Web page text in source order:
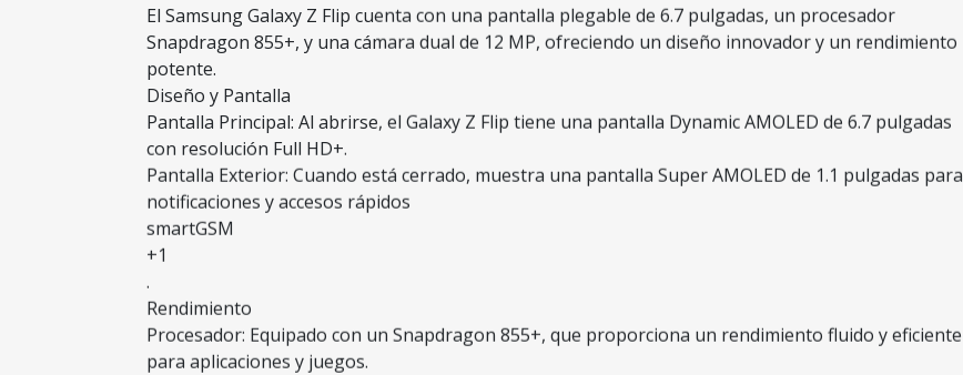
El Samsung Galaxy Z Flip cuenta con una pantalla plegable de 6.7 pulgadas, un procesador
Snapdragon 855+, y una cámara dual de 12 MP, ofreciendo un diseño innovador y un rendimiento
potente.
Diseño y Pantalla
Pantalla Principal: Al abrirse, el Galaxy Z Flip tiene una pantalla Dynamic AMOLED de 6.7 pulgadas
con resolución Full HD+.
Pantalla Exterior: Cuando está cerrado, muestra una pantalla Super AMOLED de 1.1 pulgadas para
notificaciones y accesos rápidos
smartGSM
+1
.
Rendimiento
Procesador: Equipado con un Snapdragon 855+, que proporciona un rendimiento fluido y eficiente
para aplicaciones y juegos.